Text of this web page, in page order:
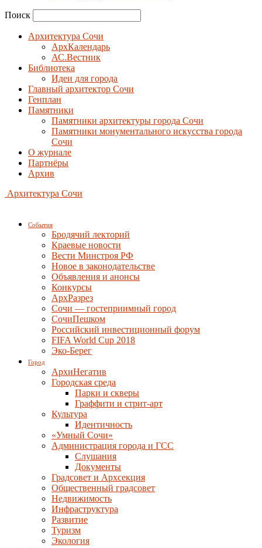
Поиск
Архитектура Сочи
АрхКалендарь
АС.Вестник
Библиотека
Идеи для города
Главный архитектор Сочи
Генплан
Памятники
Памятники архитектуры города Сочи
Памятники монументального искусства города
Сочи
О журнале
Партнёры
Архив
Архитектура Сочи
События
Бродячий лекторий
Краевые новости
Вести Минстроя РФ
Новое в законодательстве
Объявления и анонсы
Конкурсы
АрхРазрез
Сочи — гостеприимный город
СочиПешком
Российский инвестиционный форум
FIFA World Cup 2018
Эко-Берег
Город
АрхиНегатив
Городская среда
Парки и скверы
Граффити и стрит-арт
Культура
Идентичность
«Умный Сочи»
Администрация города и ГСС
Слушания
Документы
Градсовет и Архсекция
Общественный градсовет
Недвижимость
Инфраструктура
Развитие
Туризм
Экология